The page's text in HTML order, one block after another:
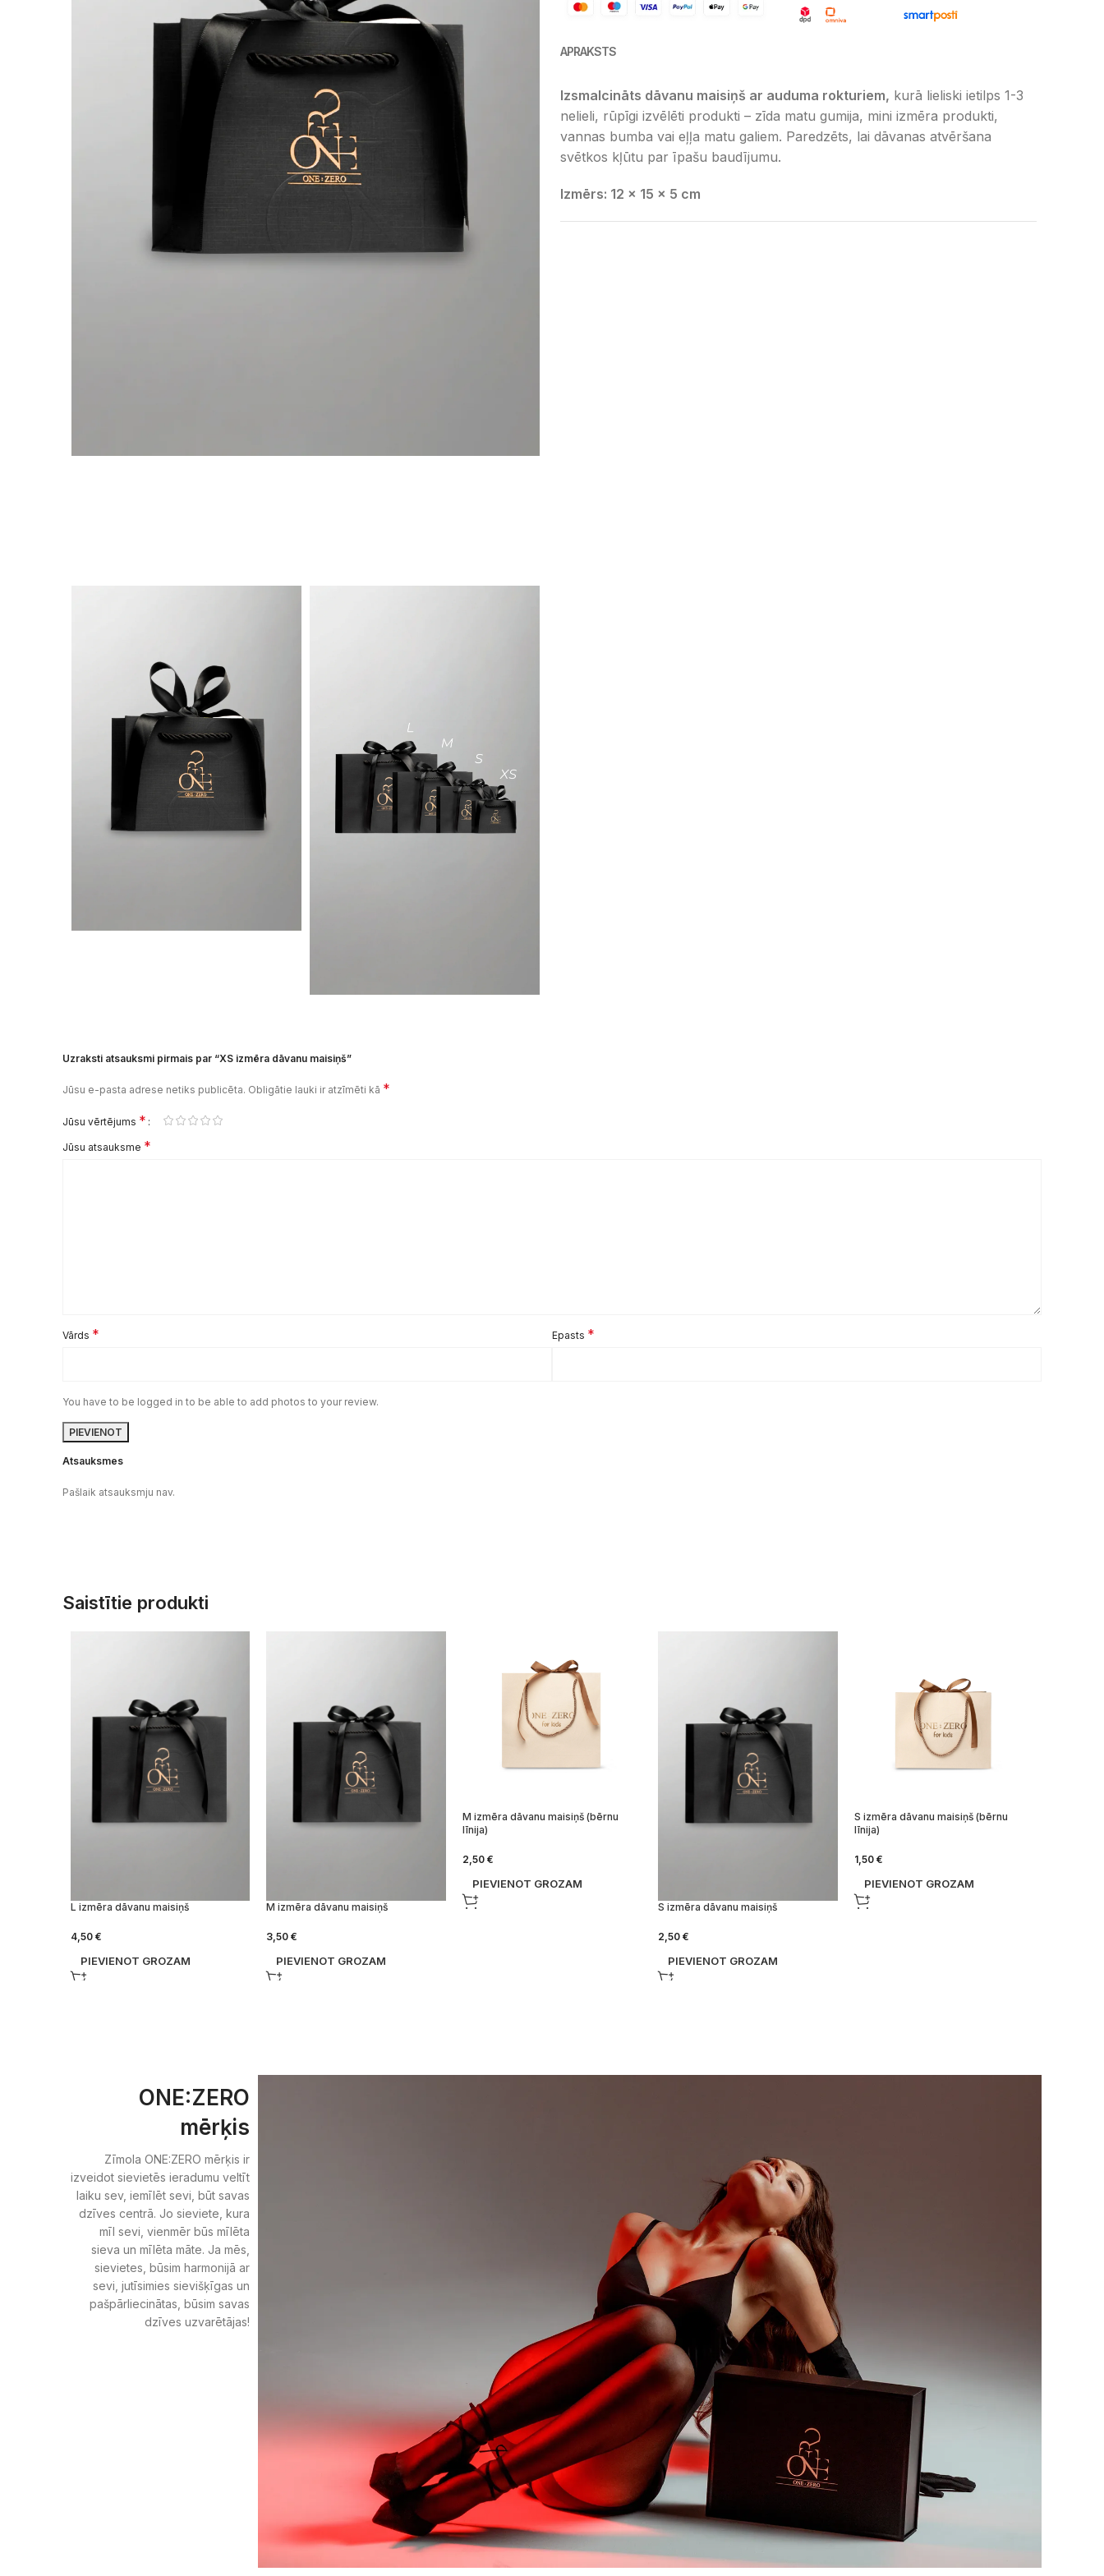
APRAKSTS
Izsmalcināts dāvanu maisiņš ar auduma rokturiem, kurā lieliski ietilps 1-3
nelieli, rūpīgi izvēlēti produkti – zīda matu gumija, mini izmēra produkti,
vannas bumba vai eļļa matu galiem. Paredzēts, lai dāvanas atvēršana
svētkos kļūtu par īpašu baudījumu.
Izmērs: 12 x 15 x 5 cm
Atsauksmes
Pašlaik atsauksmju nav.
Uzraksti atsauksmi pirmais par “XS izmēra dāvanu maisiņš”
Jūsu e-pasta adrese netiks publicēta. Obligātie lauki ir atzīmēti kā *
Jūsu vērtējums *
Jūsu atsauksme *
Vārds * Epasts *
You have to be logged in to be able to add photos to your review.
Saistītie produkti
L izmēra dāvanu maisiņš
4,50 €
PIEVIENOT GROZAM
M izmēra dāvanu maisiņš
3,50€
PIEVIENOT GROZAM
M izmēra dāvanu maisiņš (bērnu
līnija)
2,50 €
PIEVIENOT GROZAM
S izmēra dāvanu maisiņš
2,50€
PIEVIENOT GROZAM
S izmēra dāvanu maisiņš (bērnu
līnija)
1,50 €
PIEVIENOT GROZAM
ONE:ZERO
mērķis
Zīmola ONE:ZERO mērķis ir
izveidot sievietēs ieradumu veltīt
laiku sev, iemīlēt sevi, būt savas
dzīves centrā. Jo sieviete, kura
mīl sevi, vienmēr būs mīlēta
sieva un mīlēta māte. Ja mēs,
sievietes, būsim harmonijā ar
sevi, jutīsimies sievišķīgas un
pašpārliecinātas, būsim savas
dzīves uzvarētājas!